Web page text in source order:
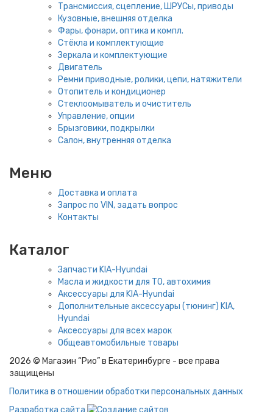
Трансмиссия, сцепление, ШРУСы, приводы
Кузовные, внешняя отделка
Фары, фонари, оптика и компл.
Стёкла и комплектующие
Зеркала и комплектующие
Двигатель
Ремни приводные, ролики, цепи, натяжители
Отопитель и кондиционер
Стеклоомыватель и очиститель
Управление, опции
Брызговики, подкрылки
Салон, внутренняя отделка
Меню
Доставка и оплата
Запрос по VIN, задать вопрос
Контакты
Каталог
Запчасти KIA-Hyundai
Масла и жидкости для ТО, автохимия
Аксессуары для KIA-Hyundai
Дополнительные аксессуары (тюнинг) KIA,
Hyundai
Аксессуары для всех марок
Общеавтомобильные товары
2026 © Магазин “Рио” в Екатеринбурге - все права
защищены
Политика в отношении обработки персональных данных
Разработка сайта